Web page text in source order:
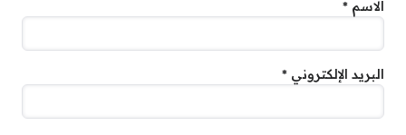
الاسم *
البريد الإلكتروني *